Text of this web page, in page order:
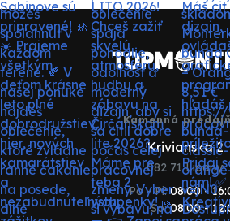
Kamenná
Krivianska 2
082 71 Lipany
Po - Pi:
So:
08:00 -
08:00 -